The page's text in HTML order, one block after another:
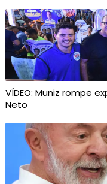
VÍDEO: Muniz rompe
Neto